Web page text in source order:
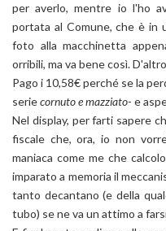
per averlo, mentre io l'ho
portata al Comune, che è in
foto alla macchinetta
orribili, ma va bene così.
Pago i 10,58€ perché se la
seriecornuto e mazziato- e
Nel display, per farti sapere
fiscale che, ora, io non
maniaca come me che
imparato a memoria il
tanto decantano (e della
tubo) se ne va un attimo a